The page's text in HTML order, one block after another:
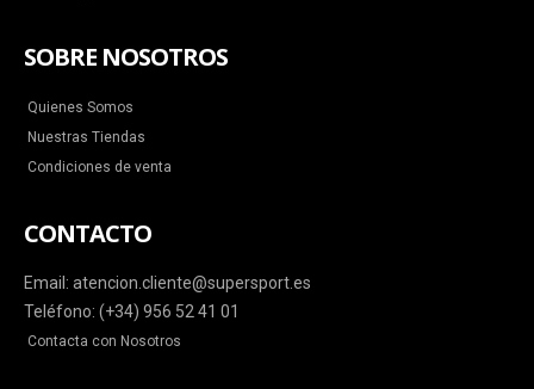
SOBRE NOSOTROS
Quienes Somos
Nuestras Tiendas
Condiciones de venta
CONTACTO
Email: atencion.cliente@supersport.es
Teléfono: (+34) 956 52 41 01
Contacta con Nosotros